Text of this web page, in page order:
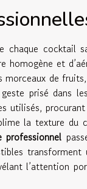
chaque cocktail
homogène et
morceaux de
prisé dans
utilisés,
la texture
professionnel
l’attention